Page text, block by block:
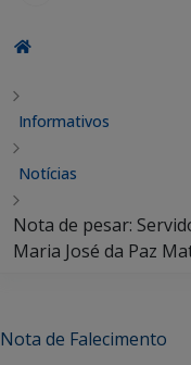
Informativos
Notícias
Nota de pesar:
Maria José da Paz
Nota de Falecimento